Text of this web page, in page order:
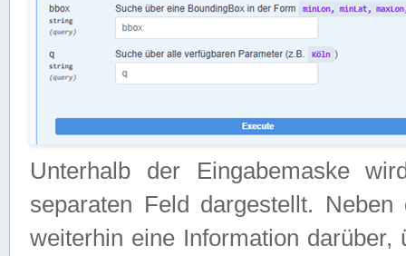
Unterhalb der Eingabemaske
separaten Feld dargestellt.
weiterhin eine Information